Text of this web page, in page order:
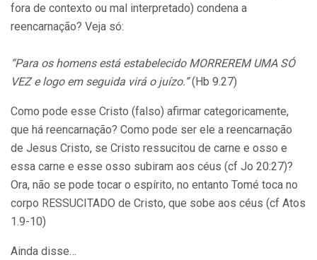
fora de contexto ou mal interpretado) condena a
reencarnação? Veja só:
“Para os homens está estabelecido MORREREM UMA SÓ
VEZ e logo em seguida virá o juízo.”(Hb 9.27)
Como pode esse Cristo (falso) afirmar categoricamente,
que há reencarnação? Como pode ser ele a reencarnação
de Jesus Cristo, se Cristo ressucitou de carne e osso e
essa carne e esse osso subiram aos céus (cf Jo 20:27)?
Ora, não se pode tocar o espírito, no entanto Tomé toca no
corpo RESSUCITADO de Cristo, que sobe aos céus (cf Atos
1.9-10)
Ainda disse…